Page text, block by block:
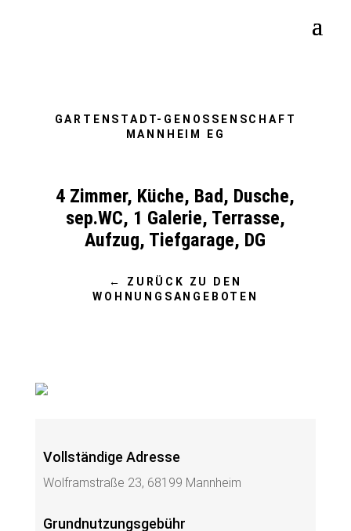
GARTENSTADT-GENOSSENSCHAFT
MANNHEIM EG
4 Zimmer, Küche, Bad, Dusche,
sep.WC, 1 Galerie, Terrasse,
Aufzug, Tiefgarage, DG
← ZURÜCK ZU DEN
WOHNUNGSANGEBOTEN
Vollständige Adresse
Wolframstraße 23, 68199 Mannheim
Grundnutzungsgebühr